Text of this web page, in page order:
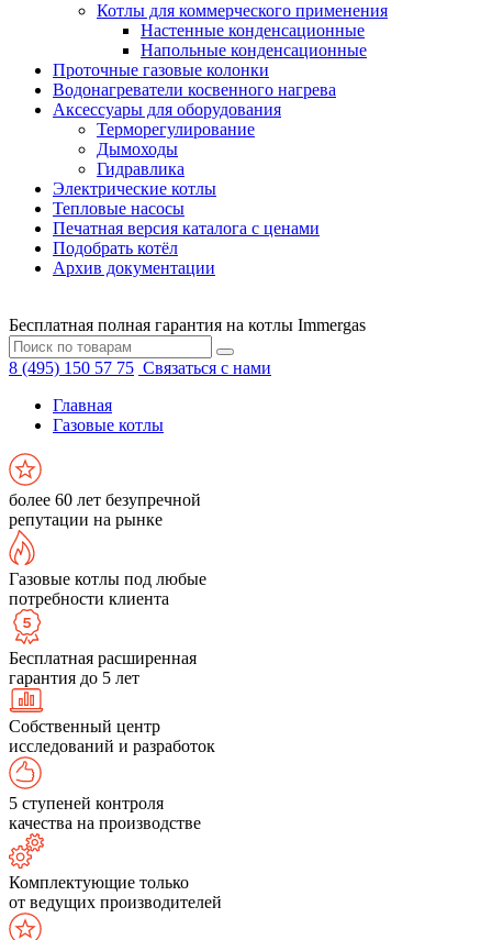
Котлы для коммерческого применения
Настенные конденсационные
Напольные конденсационные
Проточные газовые колонки
Водонагреватели косвенного нагрева
Аксессуары для оборудования
Терморегулирование
Дымоходы
Гидравлика
Электрические котлы
Тепловые насосы
Печатная версия каталога с ценами
Подобрать котёл
Архив документации
Бесплатная полная гарантия на котлы Immergas
8 (495) 150 57 75 Связаться с нами
Главная
Газовые котлы
более 60 лет безупречной
репутации на рынке
Газовые котлы под любые
потребности клиента
Бесплатная расширенная
гарантия до 5 лет
Собственный центр
исследований и разработок
5 ступеней контроля
качества на производстве
Комплектующие только
от ведущих производителей